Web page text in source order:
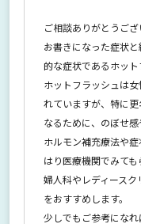
ご相談ありがとうござ
お書きになった症状
的な症状であるホット
ホットフラッシュは
れていますが、特に
なるために、のぼせ感
ホルモン補充療法や
はり医療機関でみても
婦人科やレディース
をおすすめします。
少しでもご参考になれ